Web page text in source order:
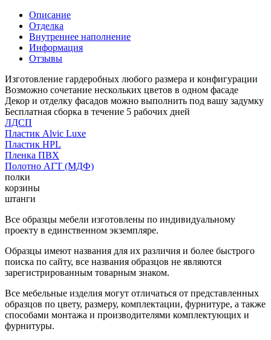
Описание
Отделка
Внутреннее наполнение
Информация
Отзывы
Изготовление гардеробных любого размера и конфигурации
Возможно сочетание нескольких цветов в одном фасаде
Декор и отделку фасадов можно выполнить под вашу задумку
Бесплатная сборка в течение 5 рабочих дней
ЛДСП
Пластик Alvic Luxe
Пластик HPL
Пленка ПВХ
Полотно АГТ (МДФ)
полки
корзины
штанги
Все образцы мебели изготовлены по индивидуальному
проекту в единственном экземпляре.
Образцы имеют названия для их различия и более быстрого
поиска по сайту, все названия образцов не являются
зарегистрированным товарным знаком.
Все мебельные изделия могут отличаться от представленных
образцов по цвету, размеру, комплектации, фурнитуре, а также
способами монтажа и производителями комплектующих и
фурнитуры.